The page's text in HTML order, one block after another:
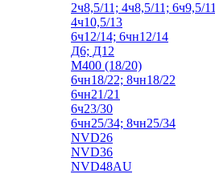
2ч8,5/11; 4ч8,5/11; 6ч9,5/11
4ч10,5/13
6ч12/14; 6чн12/14
Д6; Д12
М400 (18/20)
6чн18/22; 8чн18/22
6чн21/21
6ч23/30
6чн25/34; 8чн25/34
NVD26
NVD36
NVD48AU